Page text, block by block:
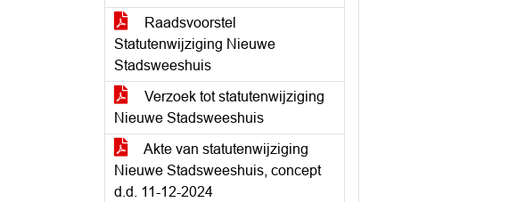
Raadsvoorstel
Statutenwijziging Nieuwe
Stadsweeshuis
Verzoek tot statutenwijziging
Nieuwe Stadsweeshuis
Akte van statutenwijziging
Nieuwe Stadsweeshuis, concept
d.d. 11-12-2024